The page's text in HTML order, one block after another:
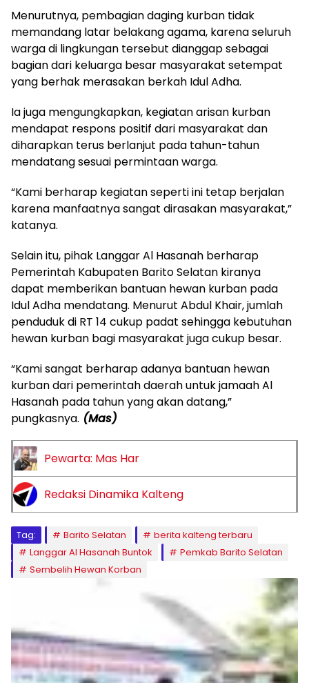
‎Menurutnya, pembagian daging kurban tidak
memandang latar belakang agama, karena seluruh
warga di lingkungan tersebut dianggap sebagai
bagian dari keluarga besar masyarakat setempat
yang berhak merasakan berkah Idul Adha.
‎‎Ia juga mengungkapkan, kegiatan arisan kurban
mendapat respons positif dari masyarakat dan
diharapkan terus berlanjut pada tahun-tahun
mendatang sesuai permintaan warga.
‎“Kami berharap kegiatan seperti ini tetap berjalan
karena manfaatnya sangat dirasakan masyarakat,”
katanya.
‎Selain itu, pihak Langgar Al Hasanah berharap
Pemerintah Kabupaten Barito Selatan kiranya
dapat memberikan bantuan hewan kurban pada
Idul Adha mendatang. Menurut Abdul Khair, jumlah
penduduk di RT 14 cukup padat sehingga kebutuhan
hewan kurban bagi masyarakat juga cukup besar.
‎“Kami sangat berharap adanya bantuan hewan
kurban dari pemerintah daerah untuk jamaah Al
Hasanah pada tahun yang akan datang,”
pungkasnya. (Mas)
Pewarta: Mas Har
Redaksi Dinamika Kalteng
Tag: Barito Selatan
berita kalteng terbaru
Langgar Al Hasanah Buntok
Pemkab Barito Selatan
Sembelih Hewan Korban